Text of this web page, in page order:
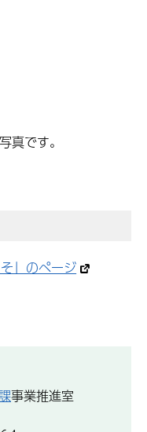
真です。
」のページ
事業推進室